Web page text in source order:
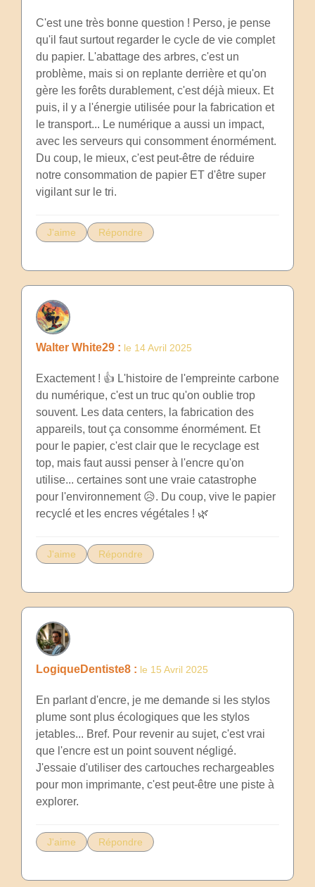
C'est une très bonne question ! Perso, je pense
qu'il faut surtout regarder le cycle de vie complet
du papier. L'abattage des arbres, c'est un
problème, mais si on replante derrière et qu'on
gère les forêts durablement, c'est déjà mieux. Et
puis, il y a l'énergie utilisée pour la fabrication et
le transport... Le numérique a aussi un impact,
avec les serveurs qui consomment énormément.
Du coup, le mieux, c'est peut-être de réduire
notre consommation de papier ET d'être super
vigilant sur le tri.
J'aime Répondre
Walter White29 : le 14 Avril 2025
Exactement ! 👍 L'histoire de l'empreinte carbone
du numérique, c'est un truc qu'on oublie trop
souvent. Les data centers, la fabrication des
appareils, tout ça consomme énormément. Et
pour le papier, c'est clair que le recyclage est
top, mais faut aussi penser à l'encre qu'on
utilise... certaines sont une vraie catastrophe
pour l'environnement 😥. Du coup, vive le papier
recyclé et les encres végétales ! 🌿
J'aime Répondre
LogiqueDentiste8 : le 15 Avril 2025
En parlant d'encre, je me demande si les stylos
plume sont plus écologiques que les stylos
jetables... Bref. Pour revenir au sujet, c'est vrai
que l'encre est un point souvent négligé.
J'essaie d'utiliser des cartouches rechargeables
pour mon imprimante, c'est peut-être une piste à
explorer.
J'aime Répondre